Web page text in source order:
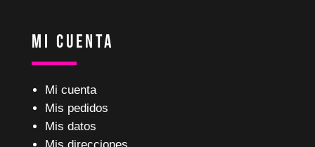
Mi Cuenta
Mi cuenta
Mis pedidos
Mis datos